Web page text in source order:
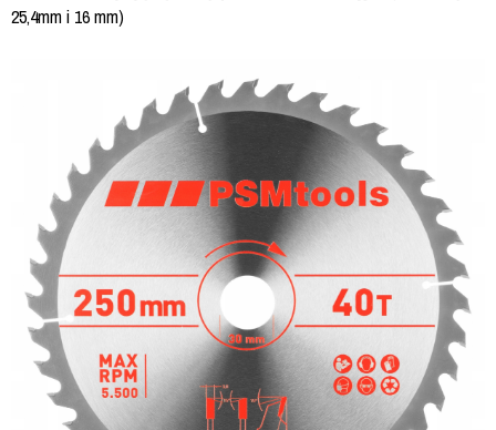
25,4mm i 16 mm)